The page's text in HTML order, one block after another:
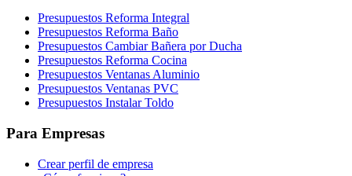
Presupuestos Reforma Integral
Presupuestos Reforma Baño
Presupuestos Cambiar Bañera por Ducha
Presupuestos Reforma Cocina
Presupuestos Ventanas Aluminio
Presupuestos Ventanas PVC
Presupuestos Instalar Toldo
Para Empresas
Crear perfil de empresa